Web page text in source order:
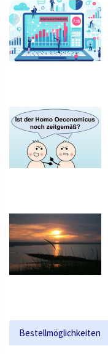
Bestellmöglichkeiten